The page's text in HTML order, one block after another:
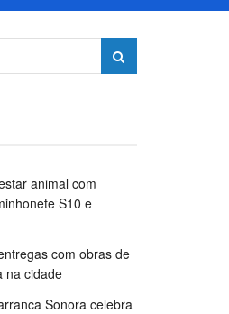
animal com
S10 e
com obras de
na cidade
Sonora celebra